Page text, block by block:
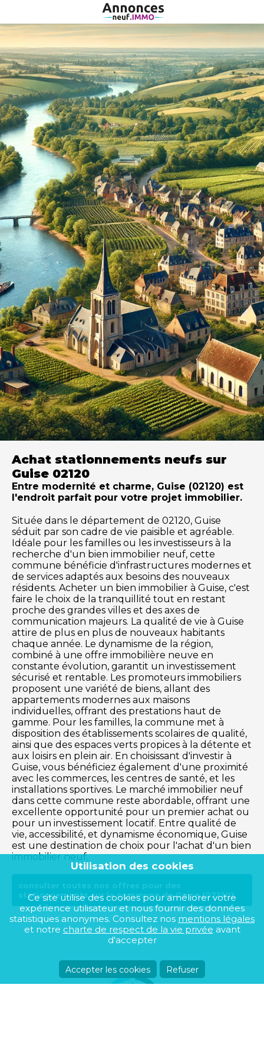
Achat stationnements neufs sur
Guise 02120
Entre modernité et charme, Guise (02120) est
l'endroit parfait pour votre projet immobilier.
Située dans le département de 02120, Guise
séduit par son cadre de vie paisible et agréable.
Idéale pour les familles ou les investisseurs à la
recherche d'un bien immobilier neuf, cette
commune bénéficie d'infrastructures modernes et
de services adaptés aux besoins des nouveaux
résidents. Acheter un bien immobilier à Guise, c'est
faire le choix de la tranquillité tout en restant
proche des grandes villes et des axes de
communication majeurs. La qualité de vie à Guise
attire de plus en plus de nouveaux habitants
chaque année. Le dynamisme de la région,
combiné à une offre immobilière neuve en
constante évolution, garantit un investissement
sécurisé et rentable. Les promoteurs immobiliers
proposent une variété de biens, allant des
appartements modernes aux maisons
individuelles, offrant des prestations haut de
gamme. Pour les familles, la commune met à
disposition des établissements scolaires de qualité,
ainsi que des espaces verts propices à la détente et
aux loisirs en plein air. En choisissant d'investir à
Guise, vous bénéficiez également d'une proximité
avec les commerces, les centres de santé, et les
installations sportives. Le marché immobilier neuf
dans cette commune reste abordable, offrant une
excellente opportunité pour un premier achat ou
pour un investissement locatif. Entre qualité de
vie, accessibilité, et dynamisme économique, Guise
est une destination de choix pour l'achat d'un bien
immobilier neuf.
consulter toutes nos offres pour des
stationnements sur la commune de Guise (02120)
Utilisation des cookies
Ce site utilise des cookies pour améliorer votre
expérience utilisateur et nous fournir des données
statistiques anonymes. Consultez nos mentions légales
et notre charte de respect de la vie privée avant
d'accepter
Accepter les cookies Refuser